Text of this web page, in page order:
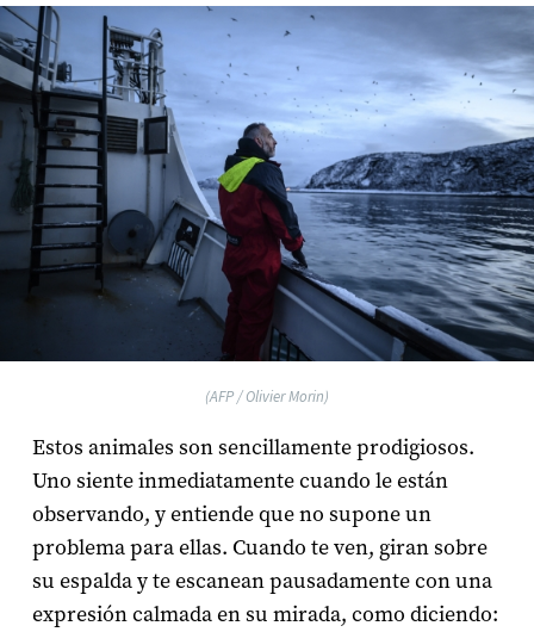
(AFP / Olivier Morin)
Estos animales son sencillamente prodigiosos.
Uno siente inmediatamente cuando le están
observando, y entiende que no supone un
problema para ellas. Cuando te ven, giran sobre
su espalda y te escanean pausadamente con una
expresión calmada en su mirada, como diciendo: